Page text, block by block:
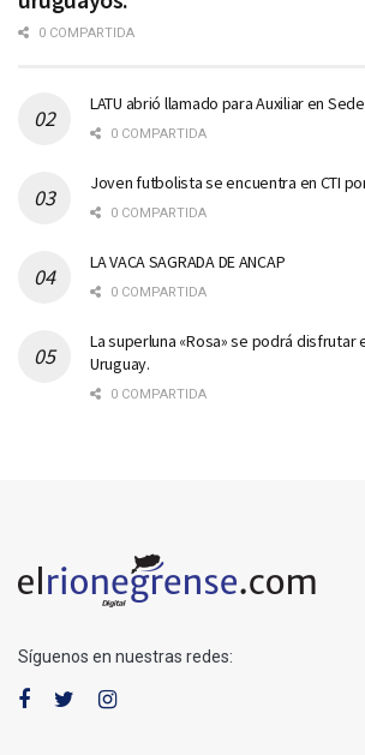
0 COMPARTIDA
LATU abrió llamado para Auxiliar en
0 COMPARTIDA
Joven futbolista se encuentra en CTI
0 COMPARTIDA
LA VACA SAGRADA DE ANCAP
0 COMPARTIDA
La superluna «Rosa» se podrá disfrutar
Uruguay.
0 COMPARTIDA
Síguenos en nuestras redes: